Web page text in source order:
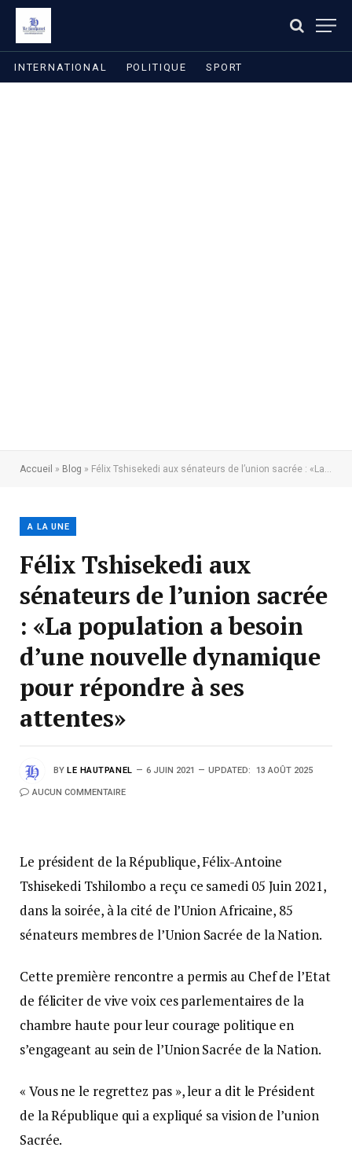
INTERNATIONAL POLITIQUE SPORT
Accueil » Blog » Félix Tshisekedi aux sénateurs de l’union sacrée : «La population a besoin d’une nouvelle dynamique pour répondre à ses attentes»
A LA UNE
Félix Tshisekedi aux
sénateurs de l’union sacrée
: «La population a besoin
d’une nouvelle dynamique
pour répondre à ses
attentes»
BY LE HAUTPANEL 6 JUIN 2021 UPDATED: 13 AOÛT 2025
AUCUN COMMENTAIRE
Le président de la République, Félix-Antoine
Tshisekedi Tshilombo a reçu ce samedi 05 Juin 2021,
dans la soirée, à la cité de l’Union Africaine, 85
sénateurs membres de l’Union Sacrée de la Nation.
Cette première rencontre a permis au Chef de l’Etat
de féliciter de vive voix ces parlementaires de la
chambre haute pour leur courage politique en
s’engageant au sein de l’Union Sacrée de la Nation.
« Vous ne le regrettez pas », leur a dit le Président
de la République qui a expliqué sa vision de l’union
Sacrée.